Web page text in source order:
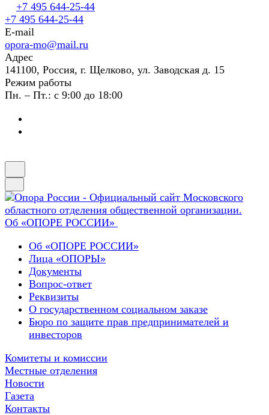
+7 495 644-25-44
+7 495 644-25-44
E-mail
opora-mo@mail.ru
Адрес
141100, Россия, г. Щелково, ул. Заводская д. 15
Режим работы
Пн. – Пт.: с 9:00 до 18:00
Об «ОПОРЕ РОССИИ»
Об «ОПОРЕ РОССИИ»
Лица «ОПОРЫ»
Документы
Вопрос-ответ
Реквизиты
О государственном социальном заказе
Бюро по защите прав предпринимателей и
инвесторов
Комитеты и комиссии
Местные отделения
Новости
Газета
Контакты